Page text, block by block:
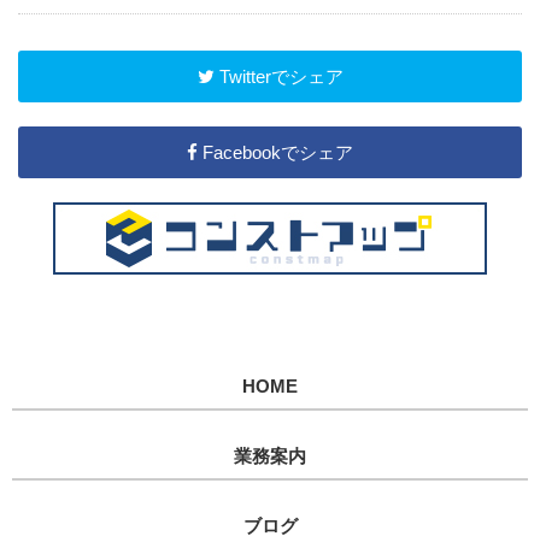
Twitterでシェア
Facebookでシェア
HOME
業務案内
ブログ